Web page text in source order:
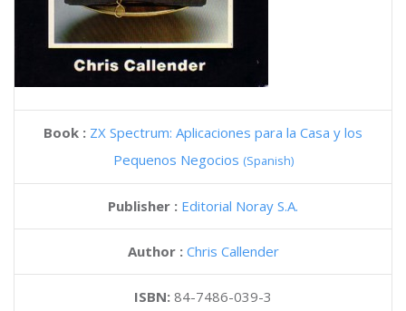
Book : ZX Spectrum: Aplicaciones para la Casa y los
Pequenos Negocios (Spanish)
Publisher : Editorial Noray S.A.
Author : Chris Callender
ISBN: 84-7486-039-3